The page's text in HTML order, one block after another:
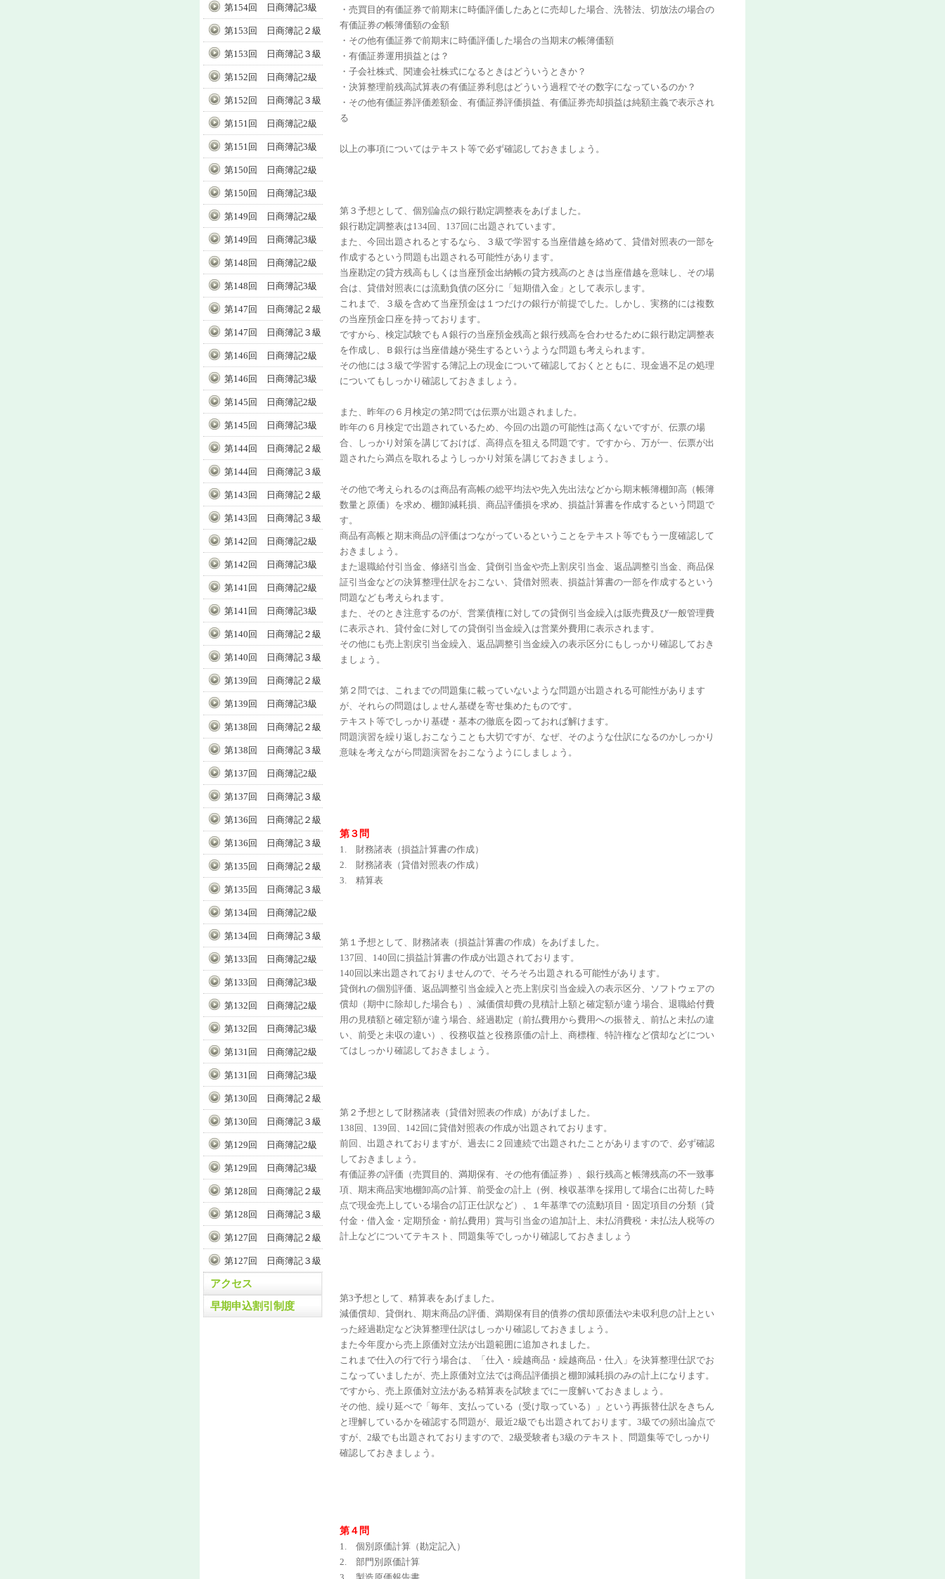
第154回 日商簿記3級
第153回 日商簿記２級
第153回 日商簿記３級
第152回 日商簿記2級
第152回 日商簿記３級
第151回 日商簿記2級
第151回 日商簿記3級
第150回 日商簿記2級
第150回 日商簿記3級
第149回 日商簿記2級
第149回 日商簿記3級
第148回 日商簿記2級
第148回 日商簿記3級
第147回 日商簿記２級
第147回 日商簿記３級
第146回 日商簿記2級
第146回 日商簿記3級
第145回 日商簿記2級
第145回 日商簿記3級
第144回 日商簿記２級
第144回 日商簿記３級
第143回 日商簿記２級
第143回 日商簿記３級
第142回 日商簿記2級
第142回 日商簿記3級
第141回 日商簿記2級
第141回 日商簿記3級
第140回 日商簿記２級
第140回 日商簿記３級
第139回 日商簿記２級
第139回 日商簿記3級
第138回 日商簿記２級
第138回 日商簿記３級
第137回 日商簿記2級
第137回 日商簿記３級
第136回 日商簿記２級
第136回 日商簿記３級
第135回 日商簿記２級
第135回 日商簿記３級
第134回 日商簿記2級
第134回 日商簿記３級
第133回 日商簿記2級
第133回 日商簿記3級
第132回 日商簿記2級
第132回 日商簿記3級
第131回 日商簿記2級
第131回 日商簿記3級
第130回 日商簿記２級
第130回 日商簿記３級
第129回 日商簿記2級
第129回 日商簿記3級
第128回 日商簿記２級
第128回 日商簿記３級
第127回 日商簿記２級
第127回 日商簿記３級
アクセス
早期申込割引制度
・売買目的有価証券で前期末に時価評価したあとに売却した場合、洗替法、切放法の場合の
有価証券の帳簿価額の金額
・その他有価証券で前期末に時価評価した場合の当期末の帳簿価額
・有価証券運用損益とは？
・子会社株式、関連会社株式になるときはどういうときか？
・決算整理前残高試算表の有価証券利息はどういう過程でその数字になっているのか？
・その他有価証券評価差額金、有価証券評価損益、有価証券売却損益は純額主義で表示され
る
以上の事項についてはテキスト等で必ず確認しておきましょう。
第３予想として、個別論点の銀行勘定調整表をあげました。
銀行勘定調整表は134回、137回に出題されています。
また、今回出題されるとするなら、３級で学習する当座借越を絡めて、貸借対照表の一部を
作成するという問題も出題される可能性があります。
当座勘定の貸方残高もしくは当座預金出納帳の貸方残高のときは当座借越を意味し、その場
合は、貸借対照表には流動負債の区分に「短期借入金」として表示します。
これまで、３級を含めて当座預金は１つだけの銀行が前提でした。しかし、実務的には複数
の当座預金口座を持っております。
ですから、検定試験でもＡ銀行の当座預金残高と銀行残高を合わせるために銀行勘定調整表
を作成し、Ｂ銀行は当座借越が発生するというような問題も考えられます。
その他には３級で学習する簿記上の現金について確認しておくとともに、現金過不足の処理
についてもしっかり確認しておきましょう。
また、昨年の６月検定の第2問では伝票が出題されました。
昨年の６月検定で出題されているため、今回の出題の可能性は高くないですが、伝票の場
合、しっかり対策を講じておけば、高得点を狙える問題です。ですから、万が一、伝票が出
題されたら満点を取れるようしっかり対策を講じておきましょう。
その他で考えられるのは商品有高帳の総平均法や先入先出法などから期末帳簿棚卸高（帳簿
数量と原価）を求め、棚卸減耗損、商品評価損を求め、損益計算書を作成するという問題で
す。
商品有高帳と期末商品の評価はつながっているということをテキスト等でもう一度確認して
おきましょう。
また退職給付引当金、修繕引当金、貸倒引当金や売上割戻引当金、返品調整引当金、商品保
証引当金などの決算整理仕訳をおこない、貸借対照表、損益計算書の一部を作成するという
問題なども考えられます。
また、そのとき注意するのが、営業債権に対しての貸倒引当金繰入は販売費及び一般管理費
に表示され、貸付金に対しての貸倒引当金繰入は営業外費用に表示されます。
その他にも売上割戻引当金繰入、返品調整引当金繰入の表示区分にもしっかり確認しておき
ましょう。
第２問では、これまでの問題集に載っていないような問題が出題される可能性があります
が、それらの問題はしょせん基礎を寄せ集めたものです。
テキスト等でしっかり基礎・基本の徹底を図っておれば解けます。
問題演習を繰り返しおこなうことも大切ですが、なぜ、そのような仕訳になるのかしっかり
意味を考えながら問題演習をおこなうようにしましょう。
第３問
1. 財務諸表（損益計算書の作成）
2. 財務諸表（貸借対照表の作成）
3. 精算表
第１予想として、財務諸表（損益計算書の作成）をあげました。
137回、140回に損益計算書の作成が出題されております。
140回以来出題されておりませんので、そろそろ出題される可能性があります。
貸倒れの個別評価、返品調整引当金繰入と売上割戻引当金繰入の表示区分、ソフトウェアの
償却（期中に除却した場合も）、減価償却費の見積計上額と確定額が違う場合、退職給付費
用の見積額と確定額が違う場合、経過勘定（前払費用から費用への振替え、前払と未払の違
い、前受と未収の違い）、役務収益と役務原価の計上、商標権、特許権など償却などについ
てはしっかり確認しておきましょう。
第２予想として財務諸表（貸借対照表の作成）があげました。
138回、139回、142回に貸借対照表の作成が出題されております。
前回、出題されておりますが、過去に２回連続で出題されたことがありますので、必ず確認
しておきましょう。
有価証券の評価（売買目的、満期保有、その他有価証券）、銀行残高と帳簿残高の不一致事
項、期末商品実地棚卸高の計算、前受金の計上（例、検収基準を採用して場合に出荷した時
点で現金売上している場合の訂正仕訳など）、１年基準での流動項目・固定項目の分類（貸
付金・借入金・定期預金・前払費用）賞与引当金の追加計上、未払消費税・未払法人税等の
計上などについてテキスト、問題集等でしっかり確認しておきましょう
第3予想として、精算表をあげました。
減価償却、貸倒れ、期末商品の評価、満期保有目的債券の償却原価法や未収利息の計上とい
った経過勘定など決算整理仕訳はしっかり確認しておきましょう。
また今年度から売上原価対立法が出題範囲に追加されました。
これまで仕入の行で行う場合は、「仕入・繰越商品・繰越商品・仕入」を決算整理仕訳でお
こなっていましたが、売上原価対立法では商品評価損と棚卸減耗損のみの計上になります。
ですから、売上原価対立法がある精算表を試験までに一度解いておきましょう。
その他、繰り延べで「毎年、支払っている（受け取っている）」という再振替仕訳をきちん
と理解しているかを確認する問題が、最近2級でも出題されております。3級での頻出論点で
すが、2級でも出題されておりますので、2級受験者も3級のテキスト、問題集等でしっかり
確認しておきましょう。
第４問
1. 個別原価計算（勘定記入）
2. 部門別原価計算